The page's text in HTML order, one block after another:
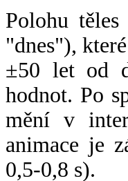
Polohu
"dnes"),
±50 let od
hodnot. Po
mění v
animace je
0,5-0,8 s).